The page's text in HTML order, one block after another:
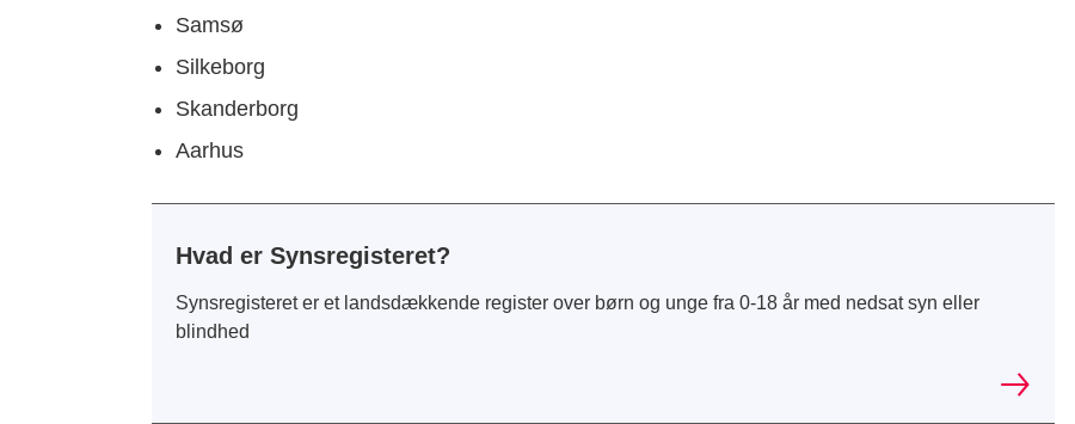
Samsø
Silkeborg
Skanderborg
Aarhus
Hvad er Synsregisteret?
Synsregisteret er et landsdækkende register over børn og unge fra 0-18 år med nedsat syn eller
blindhed